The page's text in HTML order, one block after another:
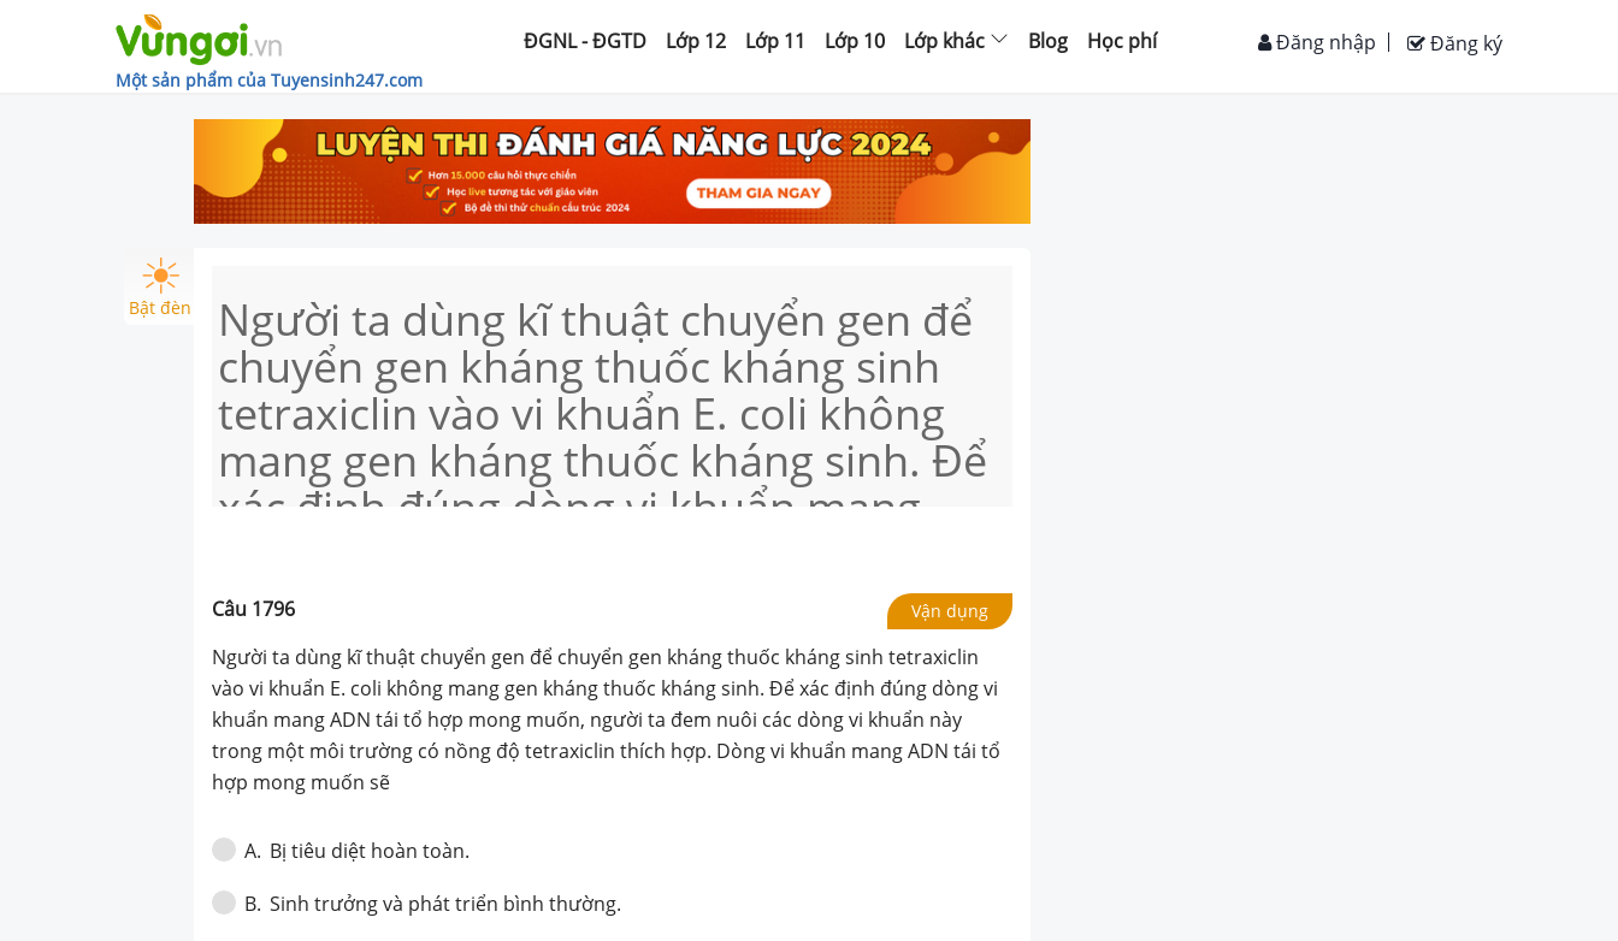
Một sản phẩm của Tuyensinh247.com
ĐGNL - ĐGTD Lớp 12 Lớp 11 Lớp 10 Lớp khác Blog Học phí Đăng ký
Đăng nhập
Bật đèn Người ta dùng kĩ thuật chuyển gen để
chuyển gen kháng thuốc kháng sinh
tetraxiclin vào vi khuẩn E. coli không
mang gen kháng thuốc kháng sinh. Để
xác định đúng dòng vi khuẩn mang
đem nuôi các dòng vi khuẩn này trong
một môi trường có nồng độ tetraxiclin
thích hợp. Dòng vi khuẩn mang ADN
tái tổ hợp mong muốn sẽ
Câu 1796 Vận dụng
Người ta dùng kĩ thuật chuyển gen để chuyển gen kháng thuốc kháng sinh tetraxiclin
vào vi khuẩn E. coli không mang gen kháng thuốc kháng sinh. Để xác định đúng dòng vi
khuẩn mang ADN tái tổ hợp mong muốn, người ta đem nuôi các dòng vi khuẩn này
trong một môi trường có nồng độ tetraxiclin thích hợp. Dòng vi khuẩn mang ADN tái tổ
hợp mong muốn sẽ
A. Bị tiêu diệt hoàn toàn.
B. Sinh trưởng và phát triển bình thường.